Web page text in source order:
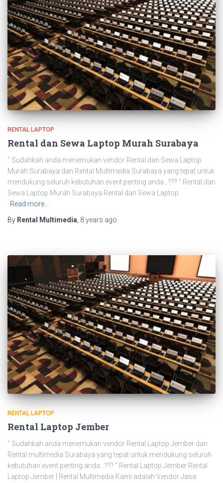
RENTAL LAPTOP
Rental dan Sewa Laptop Murah Surabaya
” Sudahkah anda menemukan vendor Rental dan Sewa Laptop
Murah Surabaya dan Rental Multimedia Surabaya yang tepat untuk
mendukung seluruh kebutuhan event penting anda…??? “ Rental dan
Sewa Laptop Murah Surabaya Rental dan Sewa Laptop
Read more…
By Rental Multimedia 8 years ago
RENTAL LAPTOP
Rental Laptop Jember
” Sudahkah anda menemukan vendor Rental Laptop Jember dan
Rental multimedia Surabaya yang tepat untuk mendukung seluruh
kebutuhan event penting anda…??? “ Rental Laptop Jember Rental
Laptop Jember | Rental Multimedia Kami adalah Vendor Jasa